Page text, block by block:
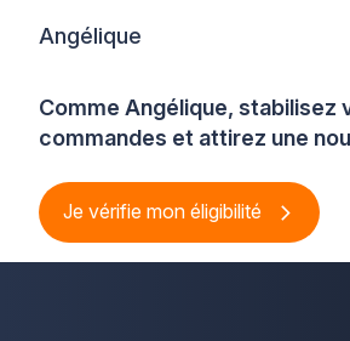
Comme Angélique, stabilisez
commandes et attirez une
Je vérifie mon éligibilité
Angélique